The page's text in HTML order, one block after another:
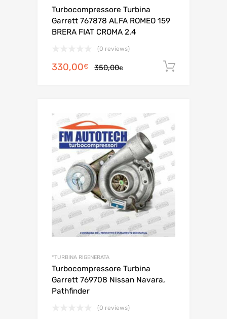
Turbocompressore Turbina
Garrett 767878 ALFA ROMEO 159
BRERA FIAT CROMA 2.4
(0 reviews)
350,00€Il
350,00€.
330,00€
Il
330,00€.
*TURBINA RIGENERATA
Turbocompressore Turbina
Garrett 769708 Nissan Navara,
Pathfinder
(0 reviews)